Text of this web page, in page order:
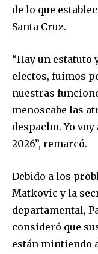
Join our
To subscribe,
or click the subscribe
your privacy and
safe with us.
de lo que
Santa Cruz.
“Hay un estatuto
electos, fuimos
nuestras
menoscabe las
despacho. Yo
2026”, remarcó.
Debido a los
Matkovic y la
departamental,
consideró que
están mintiendo